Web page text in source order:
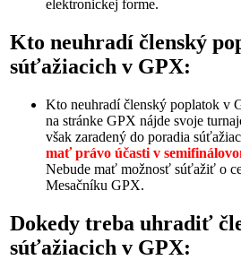
elektronickej forme.
Kto neuhradí členský
súťažiacich v GPX:
Kto neuhradí členský poplatok v
na stránke GPX nájde svoje
však zaradený do poradia
mať právo účasti v
Nebude mať možnosť súťažiť o
Mesačníku GPX.
Dokedy treba uhradiť
súťažiacich v GPX: